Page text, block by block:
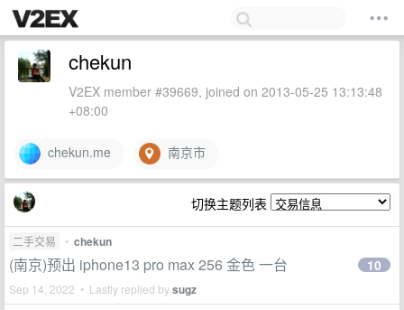
chekun
V2EX member #39669, joined on 2013-05-25 13:13:48
+08:00
chekun.me 南京市
切换主题列表
二手交易 • chekun
(南京)预出 iphone13 pro max 256 金色 一台
Sep 14, 2022 • Lastly replied bysugz
10